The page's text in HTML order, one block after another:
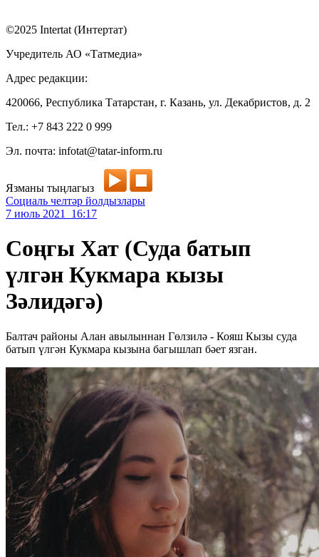
©2025 Intertat (Интертат)
Учредитель АО «Татмедиа»
Адрес редакции:
420066, Республика Татарстан, г. Казань, ул. Декабристов, д. 2
Тел.: +7 843 222 0 999
Эл. почта: infotat@tatar-inform.ru
Язманы тыңлагыз
Социаль челтәр йолдызлары
7 июль 2021 16:17
Соңгы Хат (Суда батып
үлгән Кукмара кызы
Зәлидәгә)
Балтач районы Алан авылыннан Гөлзилә - Кояш Кызы суда
батып үлгән Кукмара кызына багышлап бәет язган.